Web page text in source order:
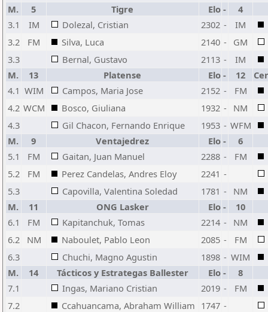
M.
5 Tigre Elo -
4
3.1
IM Dolezal, Cristian 2302 -
IM
3.2
FM Silva, Luca 2140 -
GM
3.3
Bernal, Gustavo 2113 -
IM
M.
13 Platense Elo - 12
4.1 WIM Campos, Maria Jose 2152 -
FM
4.2 WCM Bosco, Giuliana 1932 -
NM
4.3
Gil Chacon, Fernando Enrique 1953 - WFM
M.
9 Ventajedrez Elo -
6
5.1
FM Gaitan, Juan Manuel 2288 -
FM
5.2
FM Perez Candelas, Andres Eloy 2241 -
5.3
Capovilla, Valentina Soledad 1781 -
NM
M.
11 ONG Lasker Elo -
10
6.1
FM Kapitanchuk, Tomas 2214 -
NM
6.2
NM Naboulet, Pablo Leon 2085 -
FM
6.3
Chuchi, Magno Agustin 1898 - WIM
M.
14 Tácticos y Estrategas Ballester Elo -
8
7.1
Ingas, Mariano Cristian 2019 -
FM
7.2
Ccahuancama, Abraham William 1747 -